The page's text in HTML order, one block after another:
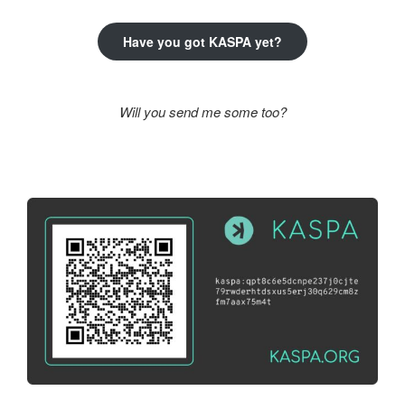
Have you got KASPA yet?
Will you send me some too?